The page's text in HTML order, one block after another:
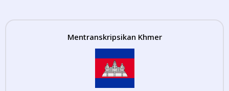
Mentranskripsikan Khmer